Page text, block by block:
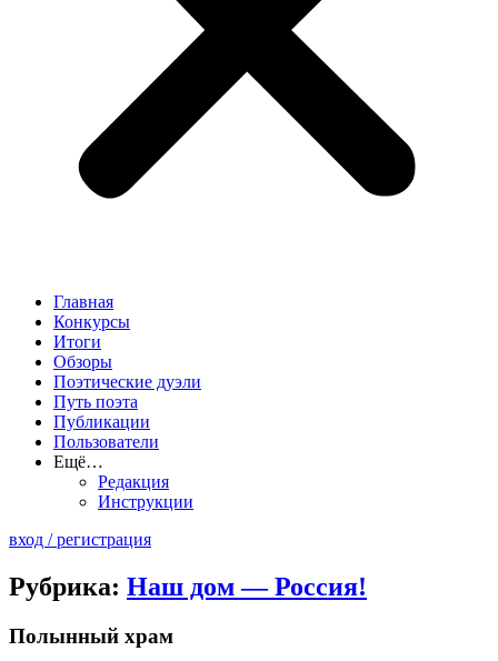
Главная
Конкурсы
Итоги
Обзоры
Поэтические дуэли
Путь поэта
Публикации
Пользователи
Ещё…
Редакция
Инструкции
вход / регистрация
Рубрика: Наш дом — Россия!
Полынный храм